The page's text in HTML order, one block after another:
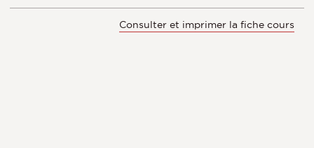
Consulter et imprimer la fiche cours